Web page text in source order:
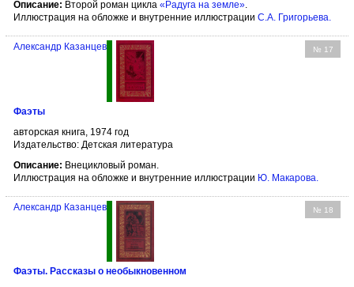
Описание: Второй роман цикла «Радуга на земле».
Иллюстрация на обложке и внутренние иллюстрации С.А. Григорьева.
№ 17
Александр Казанцев
Фаэты
авторская книга, 1974 год
Издательство: Детская литература
Описание: Внецикловый роман.
Иллюстрация на обложке и внутренние иллюстрации Ю. Макарова.
№ 18
Александр Казанцев
Фаэты. Рассказы о необыкновенном